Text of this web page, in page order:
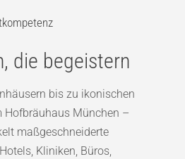
die begeistern
bis zu ikonischen
Hofbräuhaus München –
maßgeschneiderte
Kliniken, Büros,